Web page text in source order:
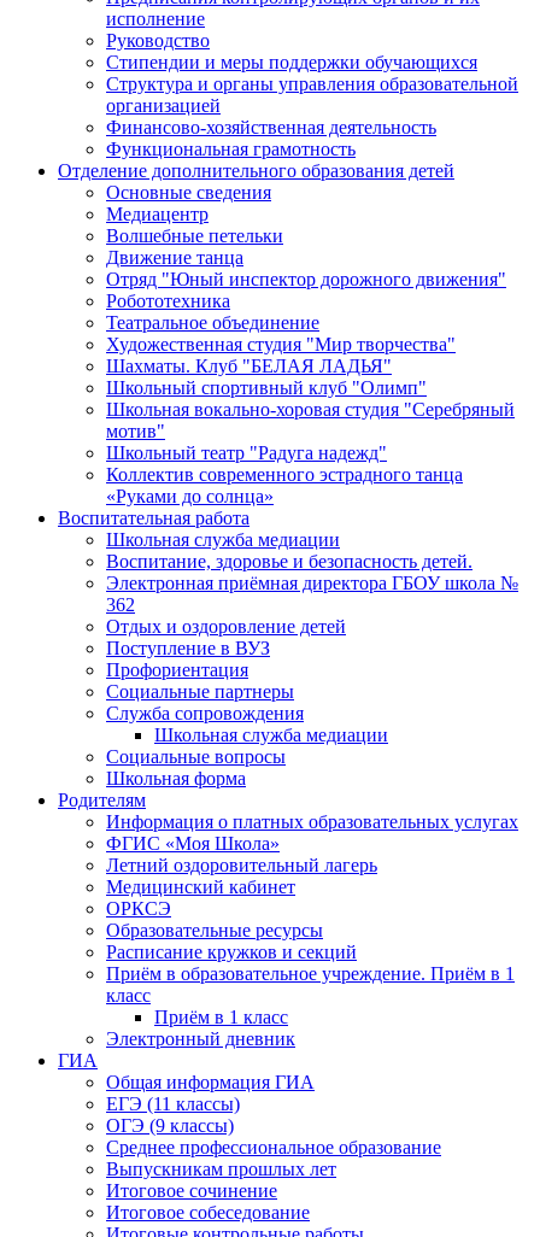
исполнение
Руководство
Стипендии и меры поддержки обучающихся
Структура и органы управления образовательной
организацией
Финансово-хозяйственная деятельность
Функциональная грамотность
Отделение дополнительного образования детей
Основные сведения
Медиацентр
Волшебные петельки
Движение танца
Отряд "Юный инспектор дорожного движения"
Робототехника
Театральное объединение
Художественная студия "Мир творчества"
Шахматы. Клуб "БЕЛАЯ ЛАДЬЯ"
Школьный спортивный клуб "Олимп"
Школьная вокально-хоровая студия "Серебряный
мотив"
Школьный театр "Радуга надежд"
Коллектив современного эстрадного танца
«Руками до солнца»
Воспитательная работа
Школьная служба медиации
Воспитание, здоровье и безопасность детей.
Электронная приёмная директора ГБОУ школа №
362
Отдых и оздоровление детей
Поступление в ВУЗ
Профориентация
Социальные партнеры
Служба сопровождения
Школьная служба медиации
Социальные вопросы
Школьная форма
Родителям
Информация о платных образовательных услугах
ФГИС «Моя Школа»
Летний оздоровительный лагерь
Медицинский кабинет
ОРКСЭ
Образовательные ресурсы
Расписание кружков и секций
Приём в образовательное учреждение. Приём в 1
класс
Приём в 1 класс
Электронный дневник
ГИА
Общая информация ГИА
ЕГЭ (11 классы)
ОГЭ (9 классы)
Среднее профессиональное образование
Выпускникам прошлых лет
Итоговое сочинение
Итоговое собеседование